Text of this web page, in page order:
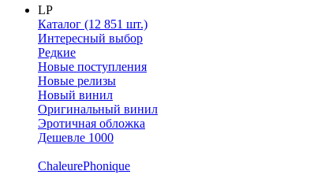
LP
Каталог (12 851 шт.)
Интересный выбор
Редкие
Новые поступления
Новые релизы
Новый винил
Оригинальный винил
Эротичная обложка
Дешевле 1000
ChaleurePhonique